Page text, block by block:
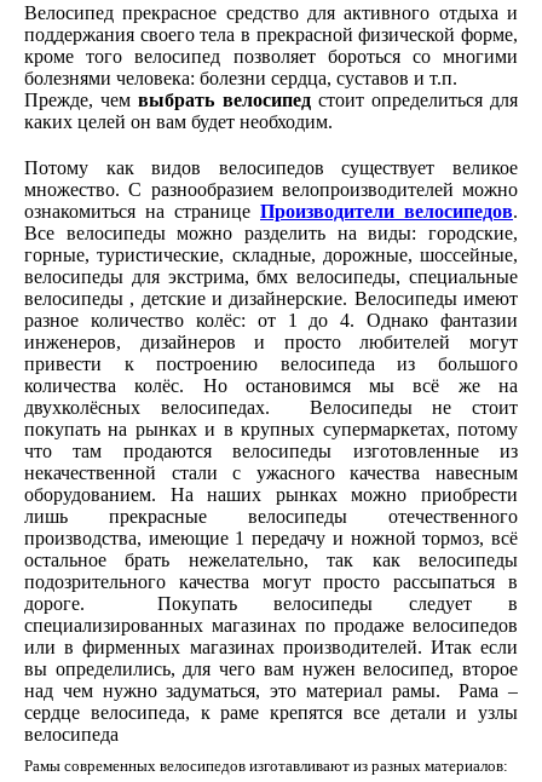
Велосипед прекрасное средство для активного отдыха и
поддержания своего тела в прекрасной физической форме,
кроме того велосипед позволяет бороться со многими
болезнями человека: болезни сердца, суставов и т.п.
Прежде, чемвыбрать велосипедстоит определиться для
каких целей он вам будет необходим.
Потому как видов велосипедов существует великое
множество. C разнообразием велопроизводителей можно
ознакомиться на странице Производители велосипедов.
Все велосипеды можно разделить на виды: городские,
горные, туристические, складные, дорожные, шоссейные,
велосипеды для экстрима, бмх велосипеды, специальные
велосипеды , детские и дизайнерские. Велосипеды имеют
разное количество колёс: от 1 до 4. Однако фантазии
инженеров, дизайнеров и просто любителей могут
привести к построению велосипеда из большого
количества колёс. Но остановимся мы всё же на
двухколёсных велосипедах. Велосипеды не стоит
покупать на рынках и в крупных супермаркетах, потому
что там продаются велосипеды изготовленные из
некачественной стали с ужасного качества навесным
оборудованием. На наших рынках можно приобрести
лишь прекрасные велосипеды отечественного
производства, имеющие 1 передачу и ножной тормоз, всё
остальное брать нежелательно, так как велосипеды
подозрительного качества могут просто рассыпаться в
дороге. Покупать велосипеды следует в
специализированных магазинах по продаже велосипедов
или в фирменных магазинах производителей. Итак если
вы определились, для чего вам нужен велосипед, второе
над чем нужно задуматься, это материал рамы. Рама –
сердце велосипеда, к раме крепятся все детали и узлы
велосипеда
Рамы современных велосипедов изготавливают из разных материалов: